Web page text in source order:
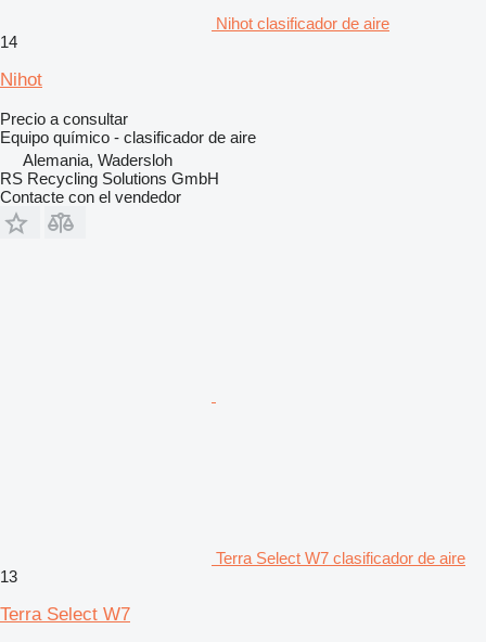
Nihot clasificador de aire
14
Nihot
Precio a consultar
Equipo químico - clasificador de aire
Alemania, Wadersloh
RS Recycling Solutions GmbH
Contacte con el vendedor
Terra Select W7 clasificador de aire
13
Terra Select W7